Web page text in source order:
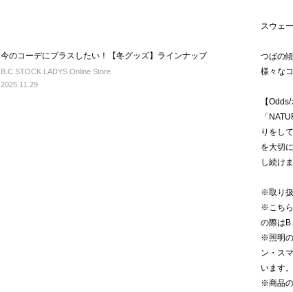
今のコーデにプラスしたい！【冬グッズ】ラインナップ
B.C STOCK LADYS Online Store
2025.11.29
スウェ
つばの
様々な
【
「
りをし
を大切
し続けま
※取り扱
※こちら
の際は
※照明の
ン・ス
います。
※商品の